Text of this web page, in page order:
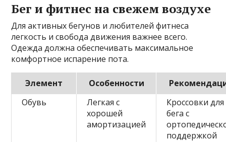
Бег и фитнес на свежем воздухе
Для активных бегунов и любителей фитнеса
легкость и свобода движения важнее всего.
Одежда должна обеспечивать максимальное
комфортное испарение пота.
Элемент Особенности
Обувь
Легкая с
хорошей
амортизацией
Кроссовки для
бега с
поддержкой